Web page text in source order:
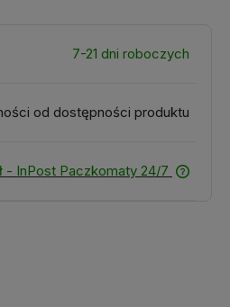
7-21 dni roboczych
od dostępności produktu
- InPost Paczkomaty 24/7